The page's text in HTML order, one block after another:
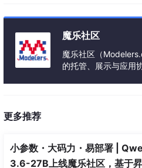
魔乐社区
魔乐社区（
的托管、展示与应用
更多推荐
小参数・大码力・易部署 |
3.6-27B上线魔乐社区，基于